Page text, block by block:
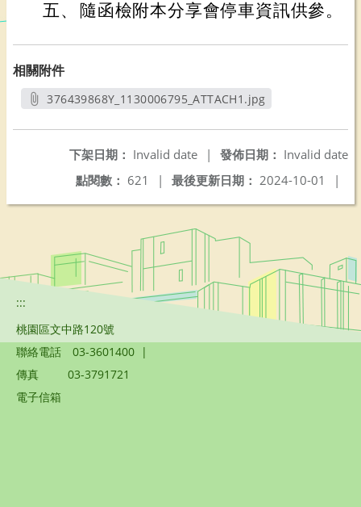
五、
隨函檢附本分享會停車資訊供參。
相關附件
376439868Y_1130006795_ATTACH1.jpg
發佈日期： Invalid date
下架日期： Invalid date
|
最後更新日期： 2024-10-01 |
點閱數： 621 |
:::
桃園區文中路120號
聯絡電話
03-3601400 |
傳真
03-3791721
電子信箱